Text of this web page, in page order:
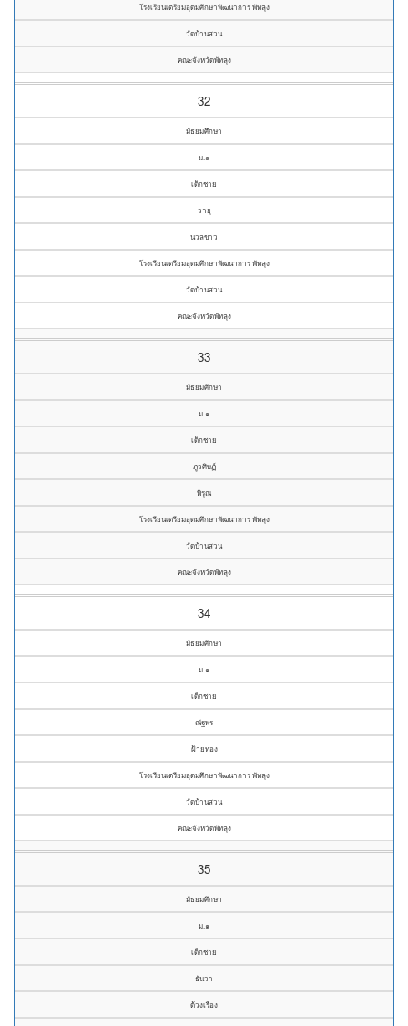
โรงเรียนเตรียมอุดมศึกษาพัฒนาการ พัทลุง
วัดบ้านสวน
คณะจังหวัดพัทลุง
32
มัธยมศึกษา
ม.๑
เด็กชาย
วายุ
นวลขาว
โรงเรียนเตรียมอุดมศึกษาพัฒนาการ พัทลุง
วัดบ้านสวน
คณะจังหวัดพัทลุง
33
มัธยมศึกษา
ม.๑
เด็กชาย
ภูวศิษฏ์
พิรุณ
โรงเรียนเตรียมอุดมศึกษาพัฒนาการ พัทลุง
วัดบ้านสวน
คณะจังหวัดพัทลุง
34
มัธยมศึกษา
ม.๑
เด็กชาย
ณัฐพร
ฝ้ายทอง
โรงเรียนเตรียมอุดมศึกษาพัฒนาการ พัทลุง
วัดบ้านสวน
คณะจังหวัดพัทลุง
35
มัธยมศึกษา
ม.๑
เด็กชาย
ธันวา
ด้วงเรือง